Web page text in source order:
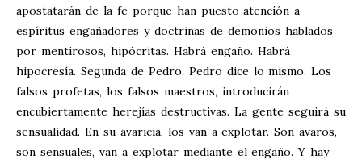
apostatarán de la fe porque han puesto atención a
espíritus engañadores y doctrinas de demonios hablados
por mentirosos, hipócritas. Habrá engaño. Habrá
hipocresía. Segunda de Pedro, Pedro dice lo mismo. Los
falsos profetas, los falsos maestros, introducirán
encubiertamente herejías destructivas. La gente seguirá su
sensualidad. En su avaricia, los van a explotar. Son avaros,
son sensuales, van a explotar mediante el engaño. Y hay